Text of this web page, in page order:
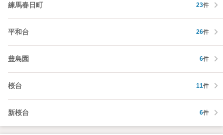
練馬春日町 23件
平和台 26件
豊島園 6件
桜台 11件
新桜台 6件